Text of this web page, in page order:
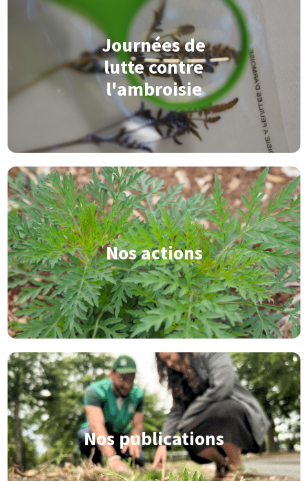
Journées de
lutte contre
l'ambroisie
Nos actions
Nos publications